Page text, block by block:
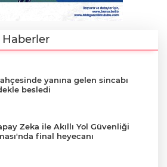
Haberler
yanına gelen sincabı
besledi
Zeka ile Akıllı Yol Güvenliği
final heyecanı